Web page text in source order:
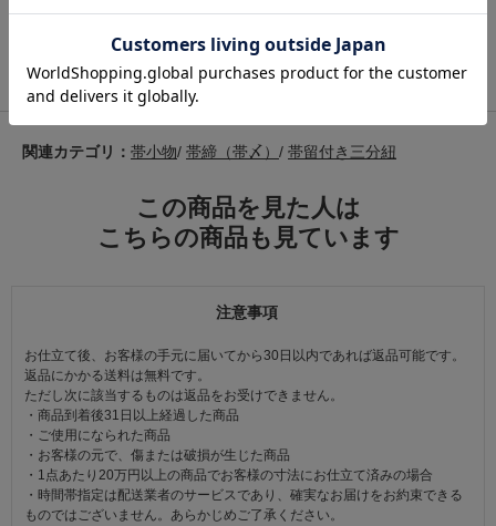
関連カテゴリ： 帯小物/ 帯締（帯〆） / 帯留付き三分紐
この商品を見た人は
こちらの商品も見ています
注意事項
お仕立て後、お客様の手元に届いてから30日以内であれば返品可能です。
返品にかかる送料は無料です。
ただし次に該当するものは返品をお受けできません。
・商品到着後31日以上経過した商品
・ご使用になられた商品
・お客様の元で、傷または破損が生じた商品
・1点あたり20万円以上の商品でお客様の寸法にお仕立て済みの場合
・時間帯指定は配送業者のサービスであり、確実なお届けをお約束できる
ものではございません。あらかじめご了承ください。